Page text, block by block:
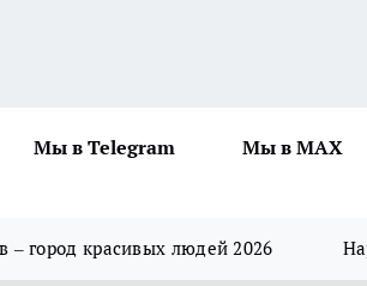
Мы в Telegram Мы в MAX
– город красивых людей 2026